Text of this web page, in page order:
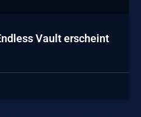
Vault erscheint